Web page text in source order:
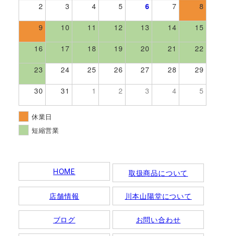
HOME 取扱商品について
店舗情報 川本山陽堂について
ブログ お問い合わせ
2 3 4 5 6 7 8
9 10 11 12 13 14 15
16 17 18 19 20 21 22
23 24 25 26 27 28 29
30 31 1 2 3 4 5
休業日
短縮営業